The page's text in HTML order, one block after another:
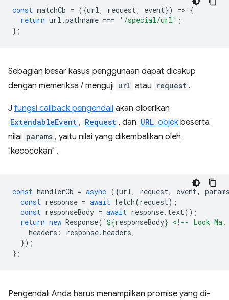
const matchCb = ({url, request, event}) => {
return url .pathname === '/special/url' ;
};
Sebagian besar kasus penggunaan dapat dicakup
dengan memeriksa / menguji url atau request .
J fungsi callback pengendali akan diberikan
ExtendableEvent , Request , dan URL objek beserta
nilai params , yaitu nilai yang dikembalikan oleh
"kecocokan" .
const handlerCb = async ({url, request, event,
const response = await fetch(request);
const responseBody = await response. text();
return new Response( `${responseBody} <!-- Look Ma.
headers : response.headers,
});
};
Pengendali Anda harus menampilkan promise yang di-